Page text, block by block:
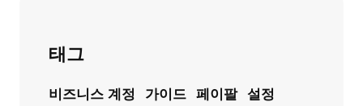
태그
비즈니스 계정 가이드 페이팔 설정